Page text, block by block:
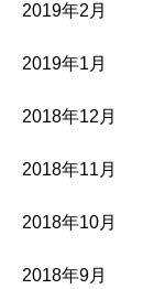
2019年2月
2019年1月
2018年12月
2018年11月
2018年10月
2018年9月